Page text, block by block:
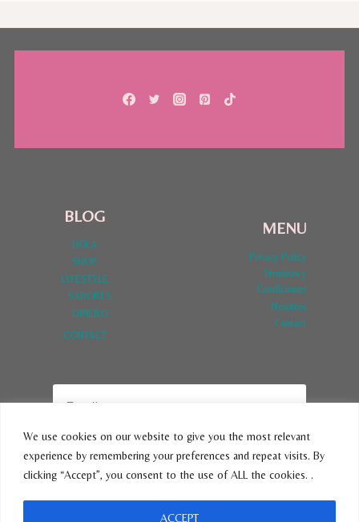
We use cookies on our website to give you the most relevant
experience by remembering your preferences and repeat visits. By
clicking “Accept”, you consent to the use of ALL the cookies. .
ACCEPT
BLOG
HOLA
SHOP
LYFESTYLE
SABORES
DINERO
CONTACT
MENU
Privacy Policy
Términos y
Condiciones
Nosotros
Contact
SUBSCRIBE